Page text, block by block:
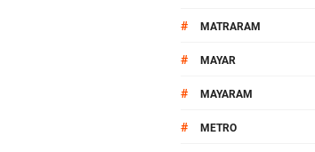
# MATRARAM
# MAYAR
# MAYARAM
# METRO